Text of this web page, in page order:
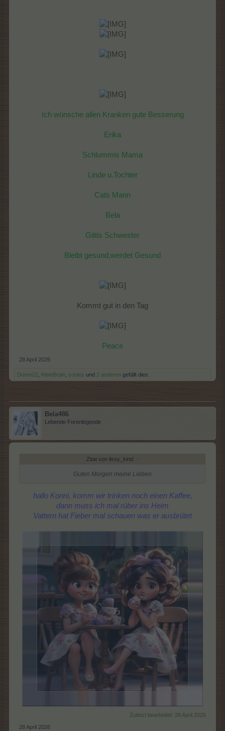
Ich wünsche allen Kranken gute Besserung
Erika
Schlummis Mama
Linde u.Tochter
Cats Mann
Bela
Gittis Schwester
Bleibt gesund,werdet Gesund
Kommt gut in den Tag​
Peace
28 April 2026
Doren22 KleinBrain cooley und 2 anderen gefällt dies.
Bela486
Lebende Forenlegende
Zitat von lissy_kind: ↑
Guten Morgen meine Lieben
hallo Konni, komm wir trinken noch einen Kaffee,
dann muss ich mal rüber ins Heim
Vattern hat Fieber mal schauen was er ausbrütet
Zuletzt bearbeitet: 28 April 2026
28 April 2026